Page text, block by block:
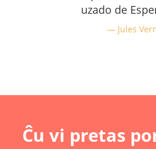
uzado de
Jules
Ĉu vi pretas